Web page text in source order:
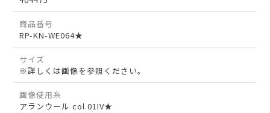
商品番号
RP-KN-WE064★
サイズ
※詳しくは画像を参照ください。
画像使用糸
アランウール col.01IV★